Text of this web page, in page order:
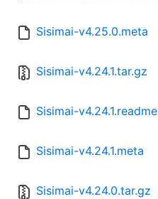
Sisimai-v4.25.0.meta
Sisimai-v4.24.1.tar.gz
Sisimai-v4.24.1.readme
Sisimai-v4.24.1.meta
Sisimai-v4.24.0.tar.gz